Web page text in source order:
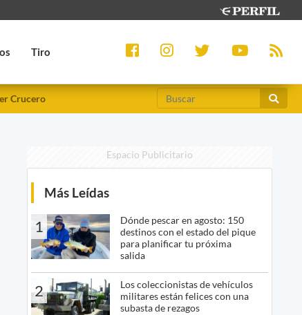
Tiro
Crucero
Espacio Publicitario
Más Leídas
1
Dónde pescar en agosto: 150
destinos con el estado del pique
para planificar tu próxima
salida
2
Los coleccionistas de vehículos
militares están felices con una
subasta de rezagos